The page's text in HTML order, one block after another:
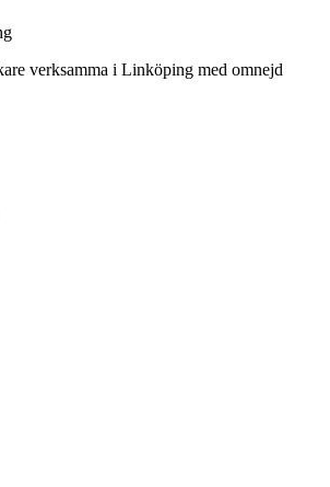
verksamma i Linköping med omnejd